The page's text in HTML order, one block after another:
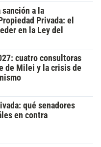
sanción a la
Privada: el
en la Ley del
cuatro consultoras
de Milei y la crisis de
qué senadores
en contra